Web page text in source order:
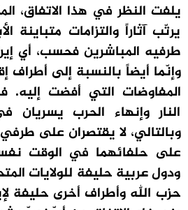
يرتّب آثاراً والتزامات متباينة
طرفيه المباشرين فحسب، أي
وإنّما أيضاً بالنسبة إلى
المفاوضات التي أفضت إليه.
النار وإنهاء الحرب يسريان
وبالتالي، لا يقتصران على
على حلفائهما في الوقت
ودول عربية حليفة للولايات
حزب الله وأطراف أخرى حليفة